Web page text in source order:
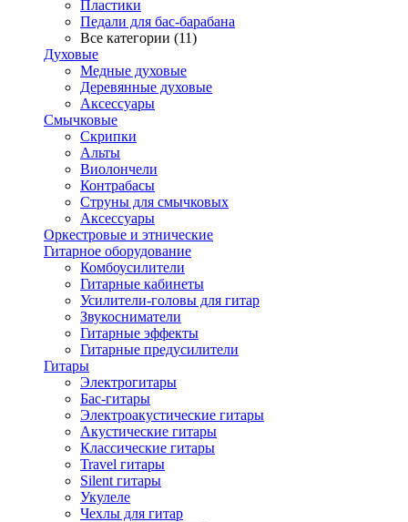
Пластики
Педали для бас-барабана
Все категории (11)
Духовые
Медные духовые
Деревянные духовые
Аксессуары
Смычковые
Скрипки
Альты
Виолончели
Контрабасы
Струны для смычковых
Аксеcсуары
Оркестровые и этнические
Гитарное оборудование
Комбоусилители
Гитарные кабинеты
Усилители-головы для гитар
Звукосниматели
Гитарные эффекты
Гитарные предусилители
Гитары
Электрогитары
Бас-гитары
Электроакустические гитары
Акустические гитары
Классические гитары
Travel гитары
Silent гитары
Укулеле
Чехлы для гитар